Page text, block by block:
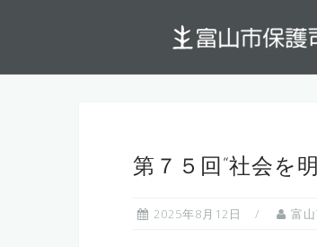
第７５回“社会を
2025年8月12日 富